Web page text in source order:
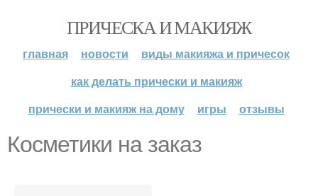
ПРИЧЕСКА И МАКИЯЖ
главная новости
виды макияжа и причесок
как делать прически и макияж
прически и макияж на дому
игры отзывы
Косметики на заказ